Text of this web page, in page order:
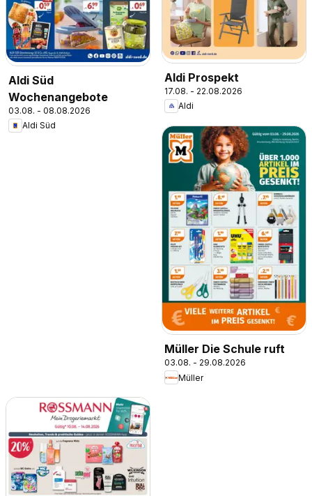
Aldi Süd
Wochenangebote
03.08. - 08.08.2026
Aldi Süd
Aldi Prospekt
17.08. - 22.08.2026
Aldi
Müller Die Schule ruft
03.08. - 29.08.2026
Müller